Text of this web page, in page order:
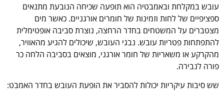
עובש במקלחת ובאמבטיה הוא תופעה שכיחה הנובעת מתנאים
ספציפיים של לחות וזמינות של חומרים אורגניים. כאשר מים
מצטברים על המשטחים בחדר הרחצה, נוצרת סביבה אופטימלית
להתפתחות פטריות עובש. נבגי העובש, שיכולים להגיע מהאוויר,
מהקרקע או משאריות של חומר אורגני, מוצאים בסביבה הלחה כר
פורה לנבירה.
שש סיבות עיקריות יכולות להסביר את הופעת העובש בחדר האמבט: